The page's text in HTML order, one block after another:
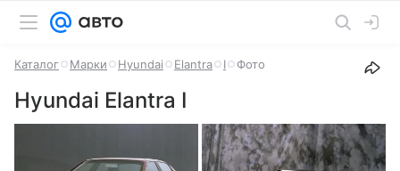
Каталог Марки Hyundai Elantra I Фото
Hyundai Elantra I